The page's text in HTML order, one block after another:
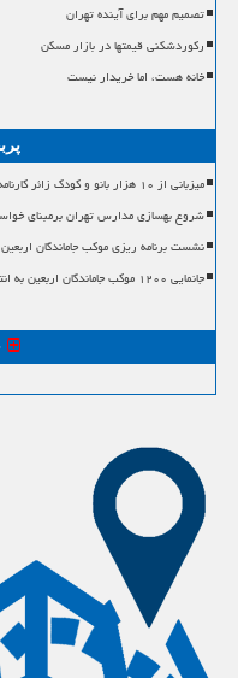
تصمیم مهم برای آینده تهران
رکوردشکنی قیمتها در بازار مسکن
خانه هست، اما خریدار نیست
میزبانی از ۱۰ هزار بانو و کودک زائر کارنامه جامع خدمات قرارگاه زینبیه
شروع بهسازی مدارس تهران برمبنای
نشست برنامه ریزی موکب جاماندگان
جانمایی ۱۲۰۰ موکب جاماندگان اربعین به انتها رسید